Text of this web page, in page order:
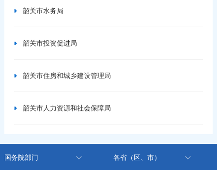
韶关市水务局
韶关市投资促进局
韶关市住房和城乡建设管理局
韶关市人力资源和社会保障局
国务院部门 各省（区、市）